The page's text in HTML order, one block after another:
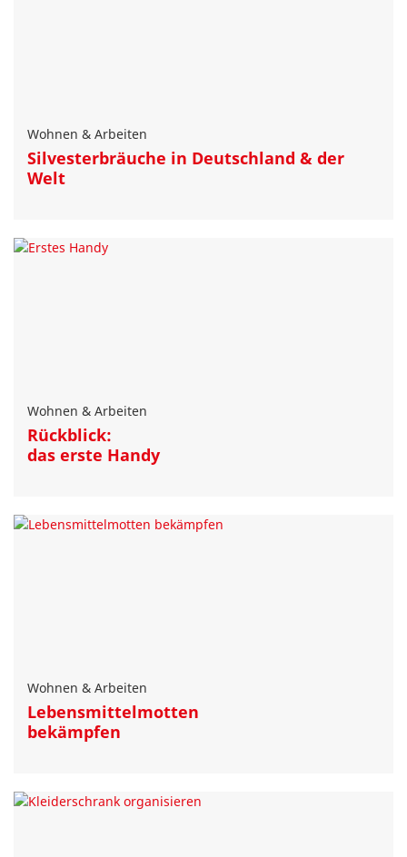
Wohnen & Arbeiten
Silvesterbräuche in Deutschland & der
Welt
Wohnen & Arbeiten
Rückblick:
das erste Handy
Wohnen & Arbeiten
Lebensmittelmotten
bekämpfen